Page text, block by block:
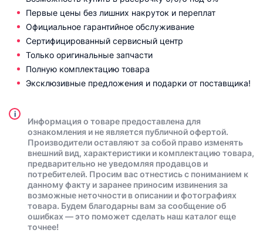
Первые цены без лишних накруток и переплат
Официальное гарантийное обслуживание
Сертифицированный сервисный центр
Только оригинальные запчасти
Полную комплектацию товара
Эксклюзивные предложения и подарки от поставщика!
i
Информация о товаре предоставлена для
ознакомления и не является публичной офертой.
Производители оставляют за собой право изменять
внешний вид, характеристики и комплектацию товара,
предварительно не уведомляя продавцов и
потребителей. Просим вас отнестись с пониманием к
данному факту и заранее приносим извинения за
возможные неточности в описании и фотографиях
товара. Будем благодарны вам за сообщение об
ошибках — это поможет сделать наш каталог еще
точнее!